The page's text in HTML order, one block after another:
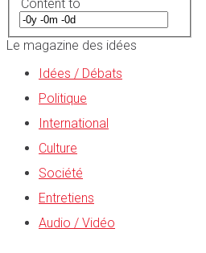
Content to
Le magazine des idées
Idées / Débats
Politique
International
Culture
Société
Entretiens
Audio / Vidéo